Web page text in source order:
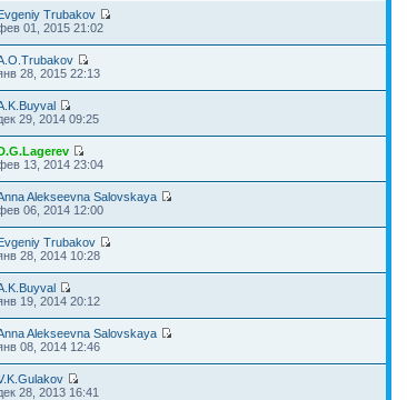
Trubakov
01, 2015 21:02
28, 2015 22:13
29, 2014 09:25
13, 2014 23:04
Alekseevna Salovskaya
06, 2014 12:00
Trubakov
28, 2014 10:28
19, 2014 20:12
Alekseevna Salovskaya
08, 2014 12:46
28, 2013 16:41